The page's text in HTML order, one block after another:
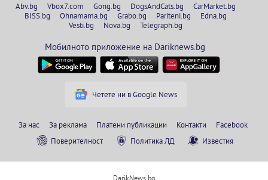
Abv.bg Vbox7.com Gong.bg DogsAndCats.bg
CarMarket.bg
BISS.bg
Ohnamama.bg Grabo.bg Pariteni.bg
Edna.bg
Vesti.bg
Nova.bg Telegraph.bg
Мобилното приложение на Dariknews.bg
Четете ни в Google News
За нас За реклама Платени публикации Контакти
Facebook
Поверителност
Политика ЛД Известия
DarikNews.bg